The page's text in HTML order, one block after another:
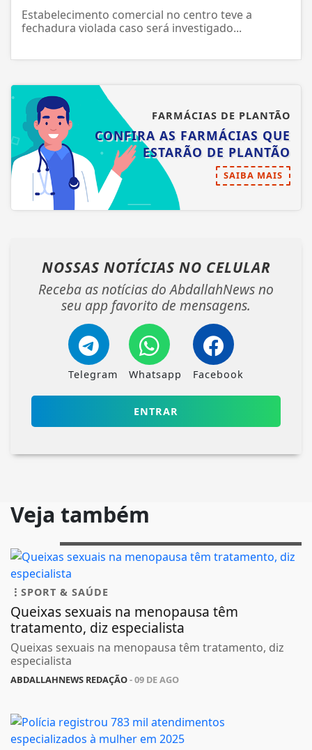
Estabelecimento comercial no centro teve a
fechadura violada caso será investigado...
FARMÁCIAS DE PLANTÃO
CONFIRA AS FARMÁCIAS QUE
ESTARÃO DE PLANTÃO
SAIBA MAIS
NOSSAS NOTÍCIAS NO CELULAR
Receba as notícias do AbdallahNews no
seu app favorito de mensagens.
Telegram Whatsapp Facebook
ENTRAR
Veja também
SPORT & SAÚDE
Queixas sexuais na menopausa têm
tratamento, diz especialista
Queixas sexuais na menopausa têm tratamento, diz
especialista
ABDALLAHNEWS REDAÇÃO- 09 DE AGO